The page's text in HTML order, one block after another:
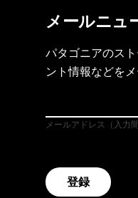
メールニュ
パタゴニアのス
ント情報などを
メールアドレス（入力
登録